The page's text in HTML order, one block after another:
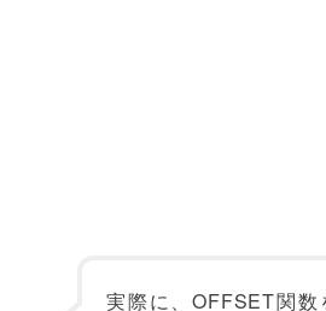
実際に、OFFSET関数